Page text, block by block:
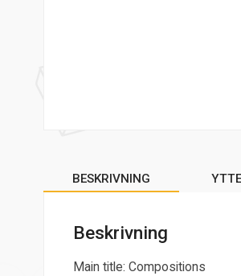
BESKRIVNING
Beskrivning
Main title: Compositions